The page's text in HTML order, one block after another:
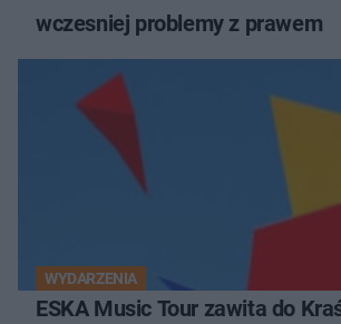
wczesniej problemy z prawem
WYDARZENIA
ESKA Music Tour zawita do